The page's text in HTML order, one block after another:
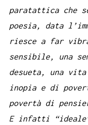
paratattica che
poesia, data
riesce a far
sensibile, una
desueta, una
inopia e di
povertà di
E infatti